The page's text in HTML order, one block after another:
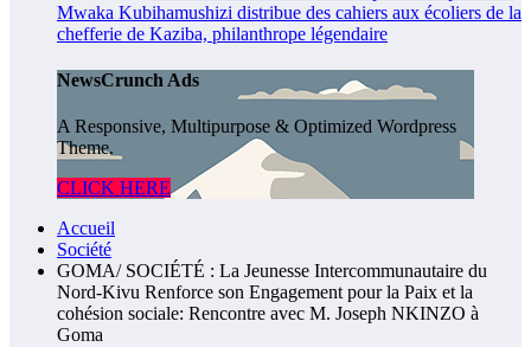
Mwaka Kubihamushizi distribue des cahiers aux écoliers de la
chefferie de Kaziba, philanthrope légendaire
NewsCrunch Ads
A Responsive, Multipurpose & Optimized Wordpress
Theme.
CLICK HERE
Accueil
Société
GOMA/ SOCIÉTÉ : La Jeunesse Intercommunautaire du
Nord-Kivu Renforce son Engagement pour la Paix et la
cohésion sociale: Rencontre avec M. Joseph NKINZO à
Goma